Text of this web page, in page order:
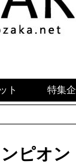
ト 特集
ピオ